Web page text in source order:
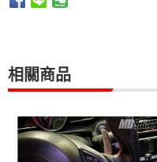
相關商品